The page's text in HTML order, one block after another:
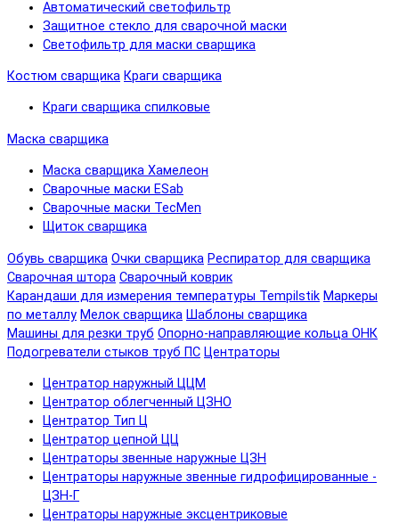
Автоматический светофильтр
Защитное стекло для сварочной маски
Светофильтр для маски сварщика
Костюм сварщика Краги сварщика
Краги сварщика спилковые
Маска сварщика
Маска сварщика Хамелеон
Сварочные маски ESab
Сварочные маски TecMen
Щиток сварщика
Обувь сварщика Очки сварщика Респиратор для сварщика
Сварочная штора Сварочный коврик
Карандаши для измерения температуры Tempilstik Маркеры
по металлу Мелок сварщика Шаблоны сварщика
Машины для резки труб Опорно-направляющие кольца ОНК
Подогреватели стыков труб ПС Центраторы
Центратор наружный ЦЦМ
Центратор облегченный ЦЗНО
Центратор Тип Ц
Центратор цепной ЦЦ
Центраторы звенные наружные ЦЗН
Центраторы наружные звенные гидрофицированные -
ЦЗН-Г
Центраторы наружные эксцентриковые